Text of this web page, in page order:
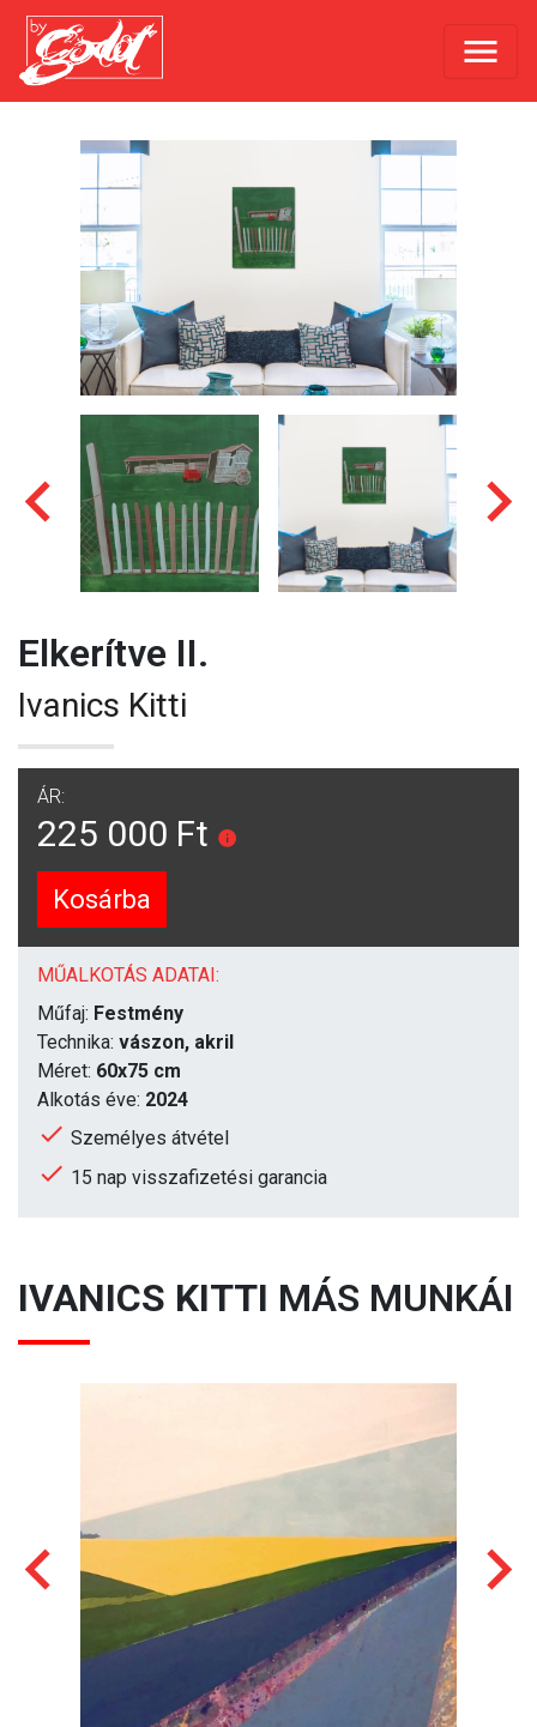
Elkerítve II.
Ivanics Kitti
ÁR:
225 000 Ft
Kosárba
MŰALKOTÁS ADATAI:
Műfaj: Festmény
Technika: vászon, akril
Méret: 60x75 cm
Alkotás éve: 2024
Személyes átvétel
15 nap visszafizetési garancia
IVANICS KITTI MÁS MUNKÁI